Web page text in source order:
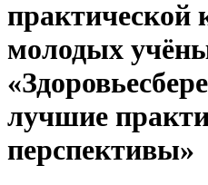
практической
молодых
лучшие
перспективы»